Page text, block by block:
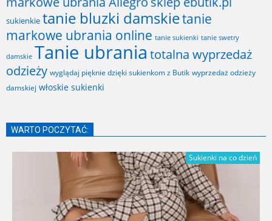
sukienkie tanie bluzki damskietanie
markowe ubrania online tanie sukienki tanie swetry
damskie Tanie ubrania totalna wyprzedaż
odzieży wyglądaj pięknie dzięki sukienkom z Butik wyprzedaż odzieży
damskiej włoskie sukienki
WARTO POCZYTAĆ:
Sukienki na co dzień